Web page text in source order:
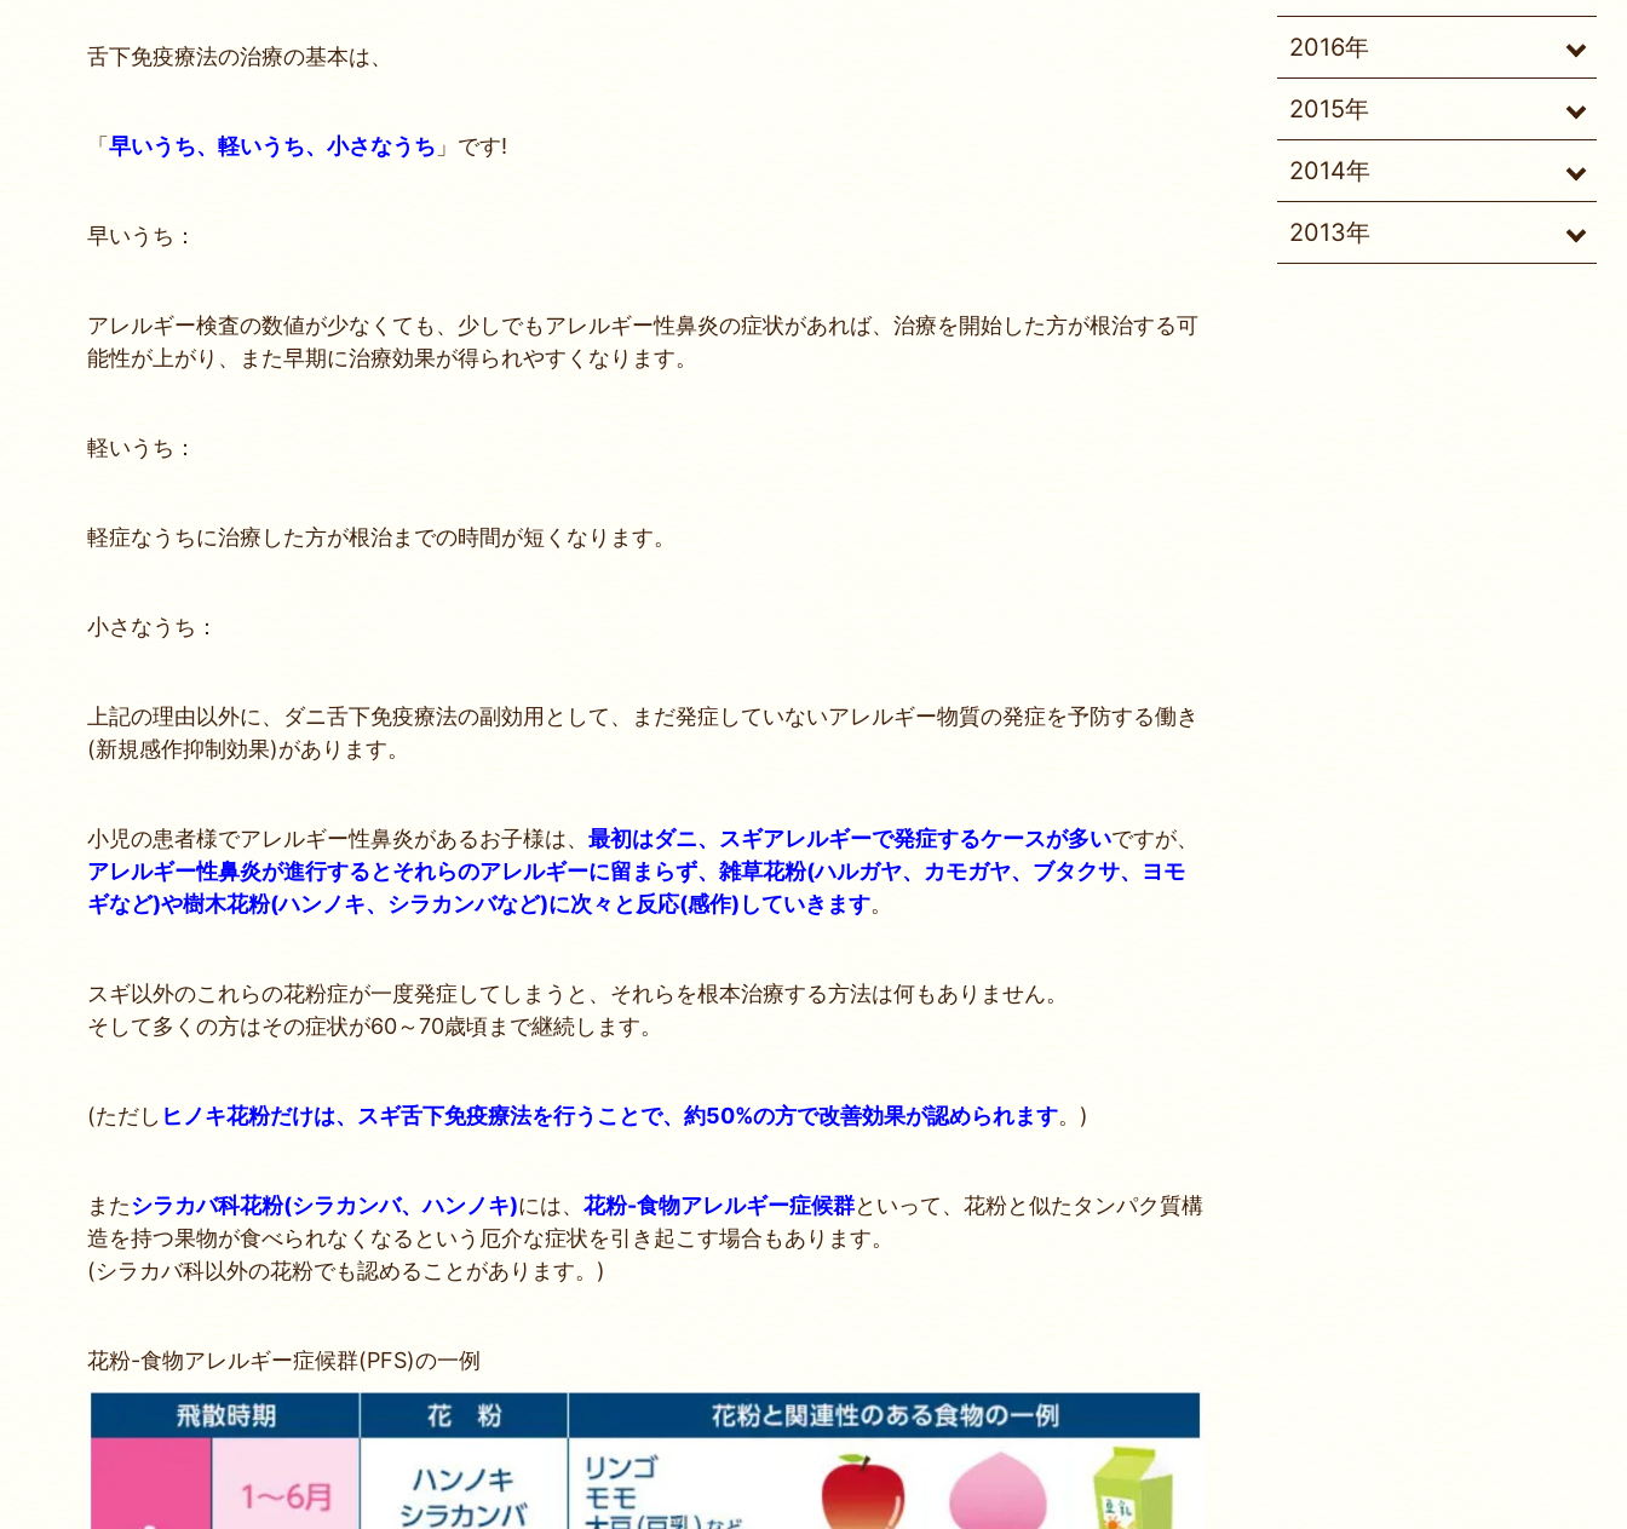
舌下免疫療法の治療の基本は、
「 早いうち、軽いうち、小さなうち 」です!
早いうち：
アレルギー検査の数値が少なくても、少しでもアレルギー性鼻炎の症状があれば、治療を開始した方が根治する可
能性が上がり、また早期に治療効果が得られやすくなります。
軽いうち：
軽症なうちに治療した方が根治までの時間が短くなります。
小さなうち：
上記の理由以外に、ダニ舌下免疫療法の副効用として、まだ発症していないアレルギー物質の発症を予防する働き
(新規感作抑制効果)があります。
小児の患者様でアレルギー性鼻炎があるお子様は、 最初はダニ、スギアレルギーで発症するケースが多いですが、
アレルギー性鼻炎が進行するとそれらのアレルギーに留まらず、雑草花粉(ハルガヤ、カモガヤ、ブタクサ、ヨモ
ギなど)や樹木花粉(ハンノキ、シラカンバなど)に次々と反応(感作)していきます。
スギ以外のこれらの花粉症が一度発症してしまうと、それらを根本治療する方法は何もありません。
そして多くの方はその症状が60～70歳頃まで継続します。
(ただし ヒノキ花粉だけは、スギ舌下免疫療法を行うことで、約50%の方で改善効果が認められます。)
またシラカバ科花粉(シラカンバ、ハンノキ)には、 花粉-食物アレルギー症候群といって、花粉と似たタンパク質構
造を持つ果物が食べられなくなるという厄介な症状を引き起こす場合もあります。
(シラカバ科以外の花粉でも認めることがあります。)
花粉-食物アレルギー症候群(PFS)の一例
2016年
2015年
2014年
2013年